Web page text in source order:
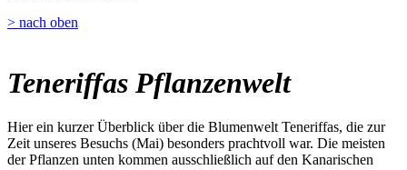
> nach oben
Teneriffas Pflanzenwelt
Hier ein kurzer Überblick über die Blumenwelt Teneriffas, die zur
Zeit unseres Besuchs (Mai) besonders prachtvoll war. Die meisten
der Pflanzen unten kommen ausschließlich auf den Kanarischen